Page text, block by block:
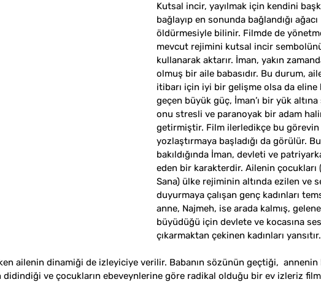
Kutsal incir, yayılmak için kendini
bağlayıp en sonunda bağlandığı ağacı
öldürmesiyle bilinir. Filmde de
mevcut rejimini kutsal incir
kullanarak aktarır. İman, yakın
olmuş bir aile babasıdır. Bu durum,
itibarı için iyi bir gelişme olsa da
geçen büyük güç, İman’ı bir yük
onu stresli ve paranoyak bir adam
getirmiştir. Film ilerledikçe bu görevin
yozlaştırmaya başladığı da görülür.
bakıldığında İman, devleti ve
eden bir karakterdir. Ailenin çocukları
Sana) ülke rejiminin altında ezilen ve
duyurmaya çalışan genç kadınları
anne, Najmeh, ise arada kalmış,
büyüdüğü için devlete ve kocasına
çıkarmaktan çekinen kadınları yansıtır.
ailenin dinamiği de izleyiciye verilir. Babanın sözünün geçtiği,  annenin
didindiği ve çocukların ebeveynlerine göre radikal olduğu bir ev izleriz